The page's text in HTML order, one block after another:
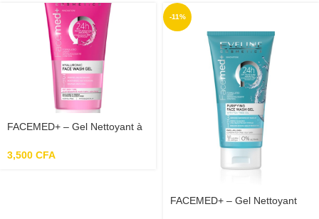
FACEMED+ – Gel Nettoyant à
Visage – 150ml
3,500 CFA
-11%
FACEMED+ – Gel Nettoyant